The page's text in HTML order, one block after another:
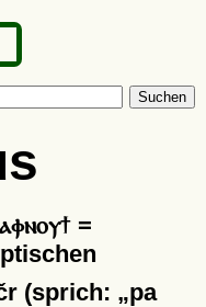
Suchen
=
(sprich:
pa